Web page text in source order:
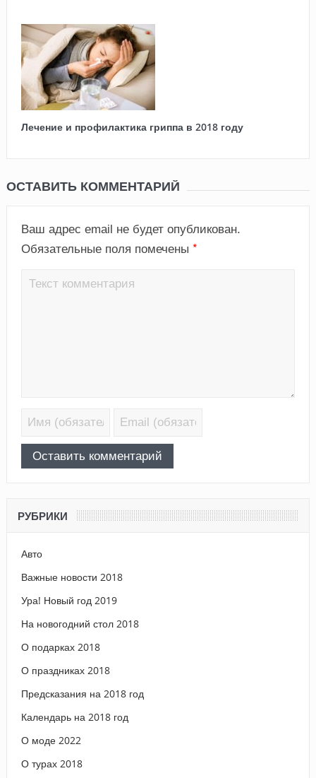
Лечение и профилактика гриппа в 2018 году
ОСТАВИТЬ КОММЕНТАРИЙ
Ваш адрес email не будет опубликован.
Обязательные поля помечены *
РУБРИКИ
Авто
Важные новости 2018
Ура! Новый год 2019
На новогодний стол 2018
О подарках 2018
О праздниках 2018
Предсказания на 2018 год
Календарь на 2018 год
О моде 2022
О турах 2018